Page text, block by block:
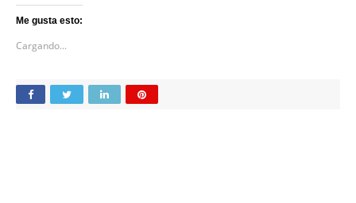
Me gusta esto:
Cargando...